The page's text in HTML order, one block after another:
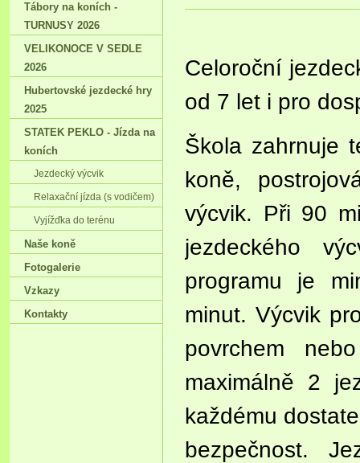
Celoroční
od 7 let i pro
Škola zahrnuje
koně,
výcvik. Při 90
jezdeckého
programu je
minut. Výcvik
povrchem
maximálně 2
každému
bezpečnost.
Tábory na koních -
TURNUSY 2026
VELIKONOCE V SEDLE
2026
Hubertovské jezdecké hry
2025
STATEK PEKLO - Jízda na
koních
Jezdecký výcvik
Relaxační jízda (s vodičem)
Vyjížďka do terénu
Naše koně
Fotogalerie
Vzkazy
Kontakty